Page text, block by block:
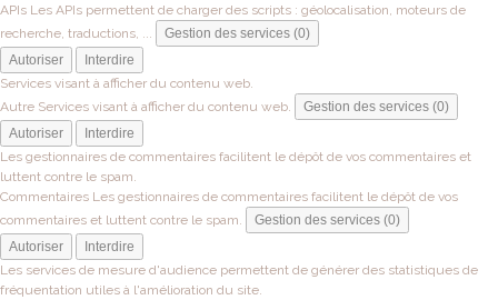
APIs Les APIs permettent de charger des scripts : géolocalisation, moteurs de
recherche, traductions, ...
Gestion des services (0)
Autoriser
Interdire
Services visant à afficher du contenu web.
Autre Services visant à afficher du contenu web.
Gestion des services (0)
Autoriser
Interdire
Les gestionnaires de commentaires facilitent le dépôt de vos commentaires et
luttent contre le spam.
Commentaires Les gestionnaires de commentaires facilitent le dépôt de vos
commentaires et luttent contre le spam.
Gestion des services (0)
Autoriser
Interdire
Les services de mesure d'audience permettent de générer des statistiques de
fréquentation utiles à l'amélioration du site.